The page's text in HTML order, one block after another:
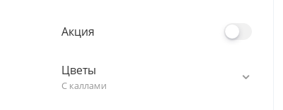
Акция
Цветы
С каллами